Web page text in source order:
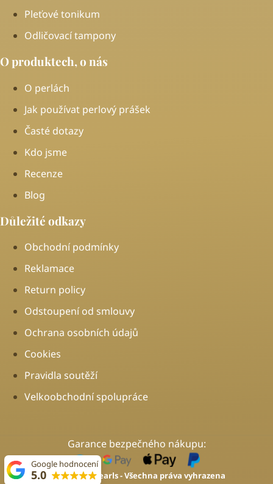
Pleťové tonikum
Odličovací tampony
O produktech, o nás
O perlách
Jak používat perlový prášek
Časté dotazy
Kdo jsme
Recenze
Blog
Důležité odkazy
Obchodní podmínky
Reklamace
Return policy
Odstoupení od smlouvy
Ochrana osobních údajů
Cookies
Pravidla soutěží
Velkoobchodní spolupráce
2026 © Feel Pearls - Všechna práva vyhrazena
Garance bezpečného nákupu:
Google hodnocení
5.0